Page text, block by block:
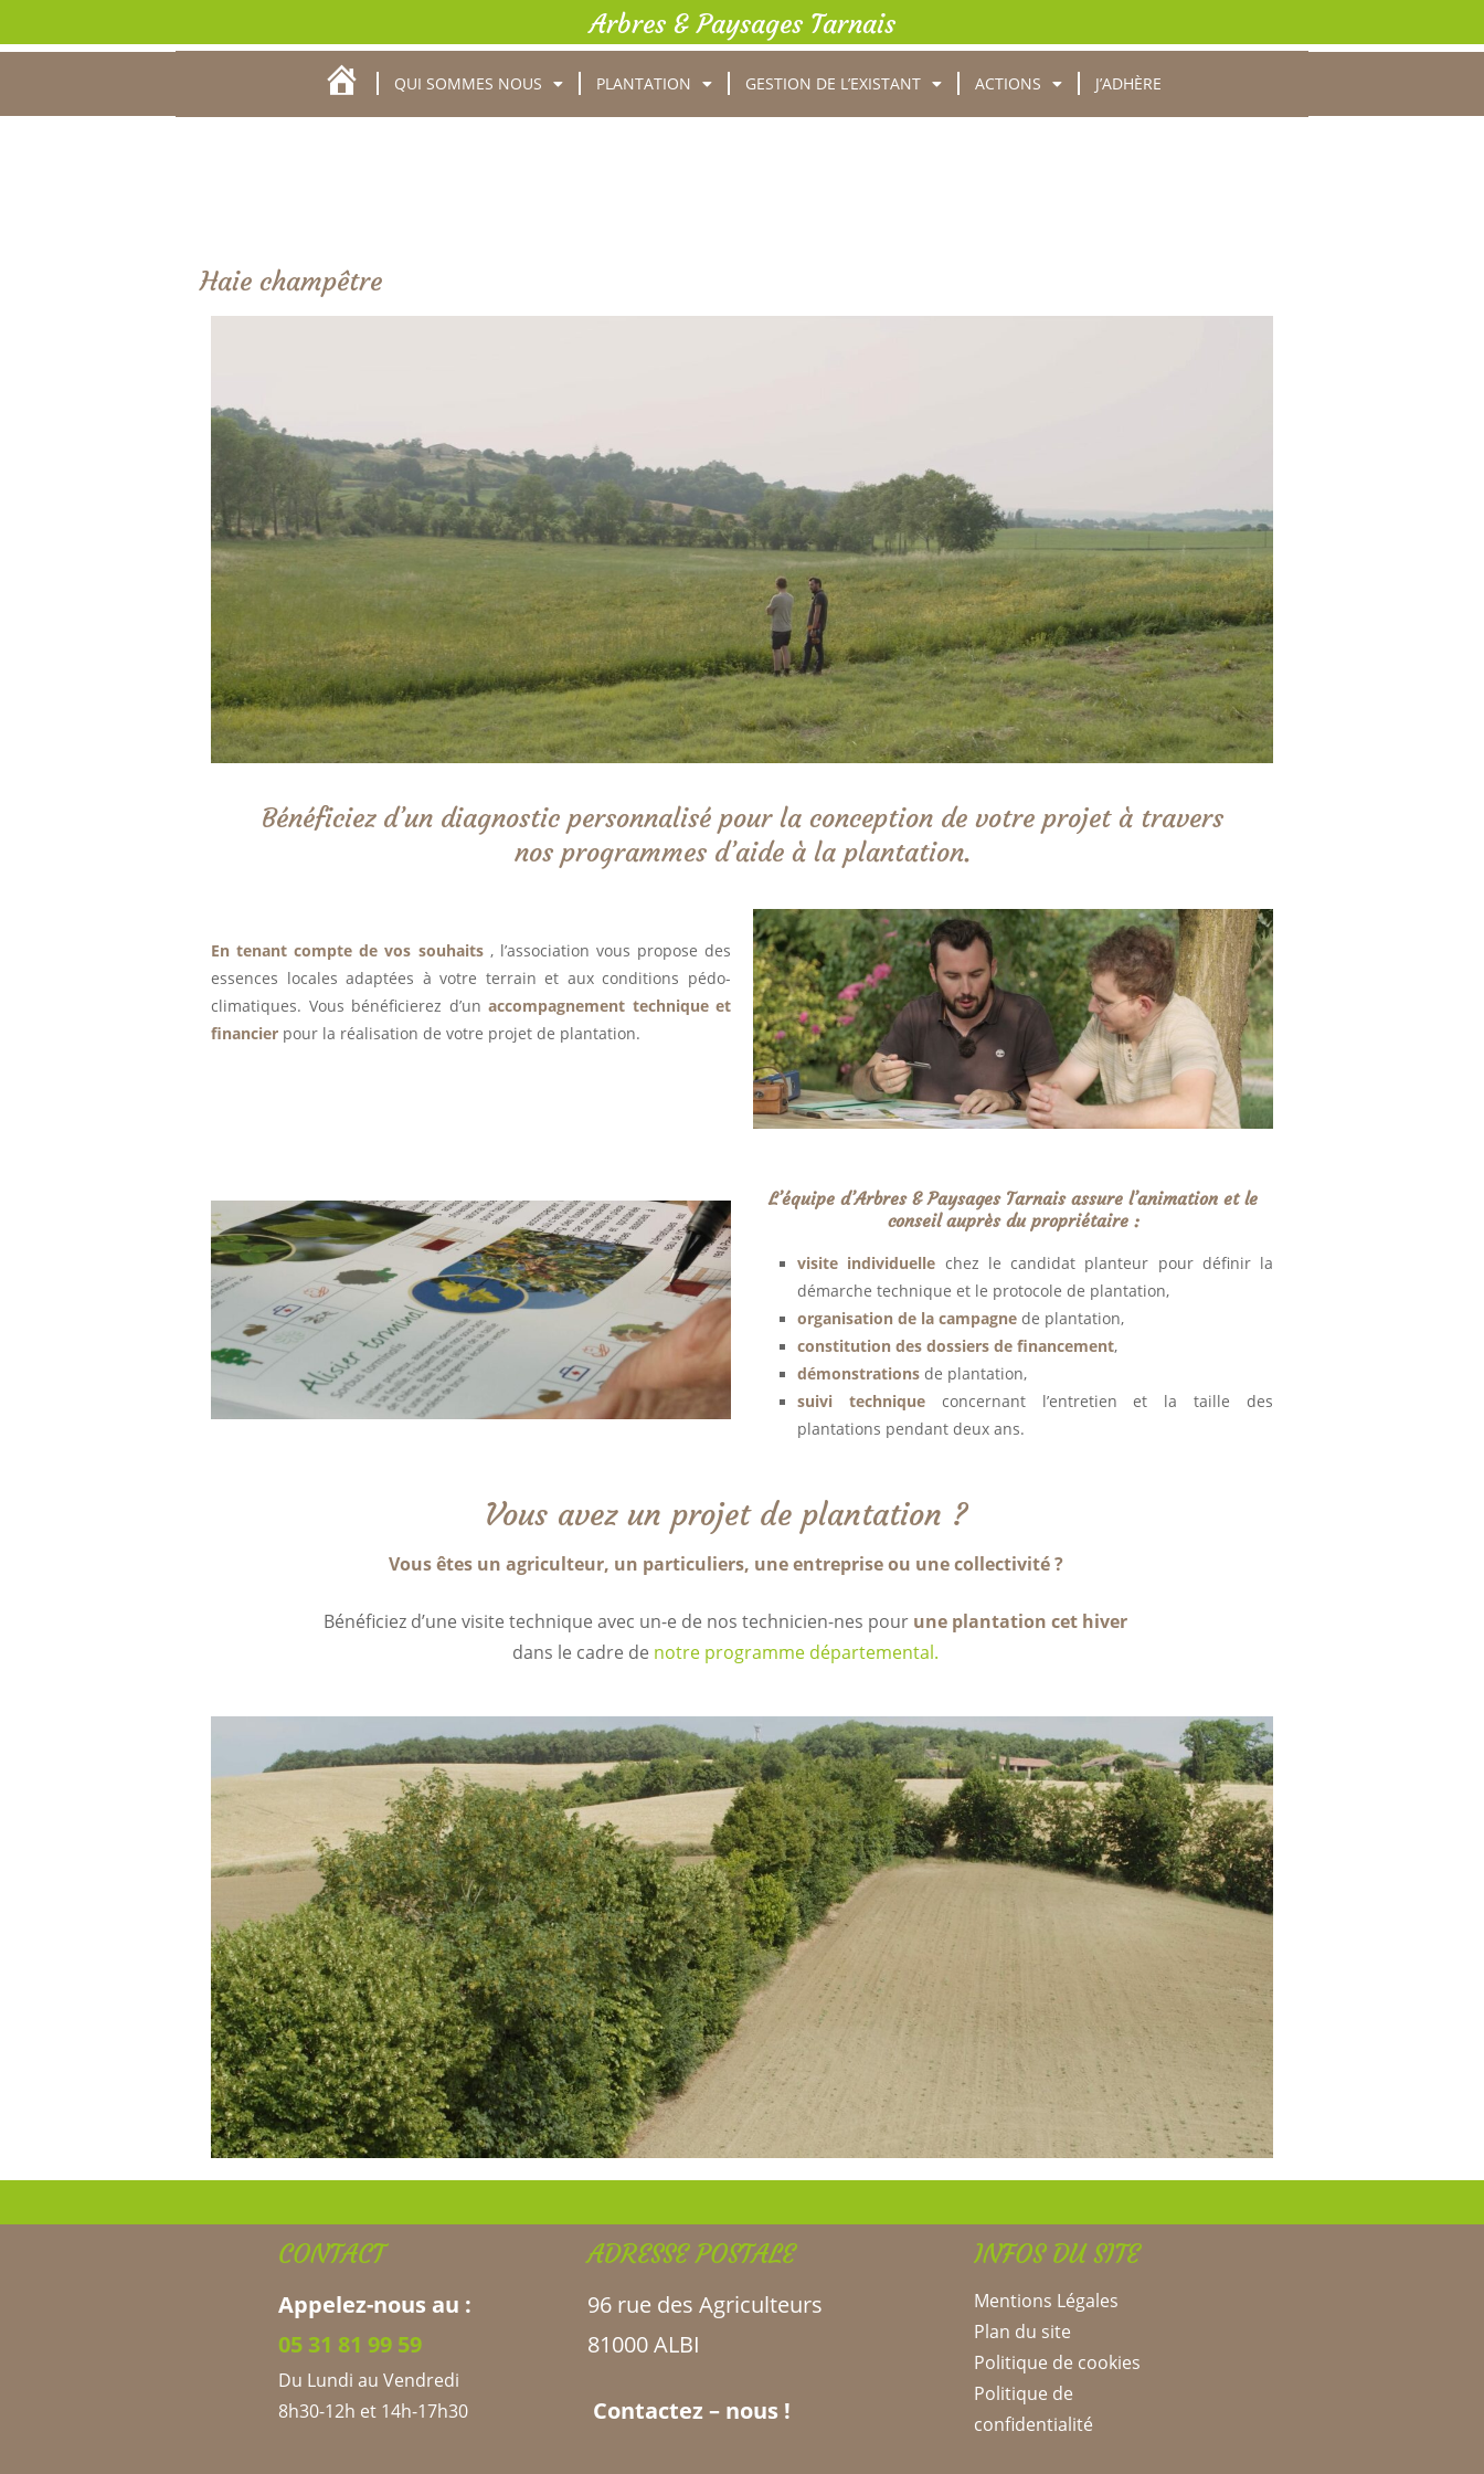
Arbres & Paysages Tarnais
ACCUEIL QUI SOMMES NOUS PLANTATION GESTION DE L’EXISTANT ACTIONS J’ADHÈRE
Haie champêtre
Bénéficiez d’un diagnostic personnalisé pour la conception de votre projet à travers
nos programmes d’aide à la plantation.
En tenant compte de vos souhaits, l’association vous propose des
essences locales adaptées à votre terrain et aux conditions pédo-
climatiques. Vous bénéficierez d’un accompagnement technique et
financier pour la réalisation de votre projet de plantation.
L’équipe d’Arbres & Paysages Tarnais assure l’animation et le
conseil auprès du propriétaire :
visite individuelle chez le candidat planteur pour définir la
démarche technique et le protocole de plantation,
organisation de la campagne de plantation,
constitution des dossiers de financement,
démonstrations de plantation,
suivi techniqueconcernant l’entretien et la taille des
plantations pendant deux ans.
Vous avez un projet de plantation ?
Vous êtes un agriculteur, un particuliers, une entreprise ou une collectivité ?
Bénéficiez d’une visite technique avec un-e de nos technicien-nes pour une plantation cet hiver
dans le cadre de notre programme départemental.
CONTACT
Appelez-nous au :
05 31 81 99 59
Du Lundi au Vendredi
8h30-12h et 14h-17h30
ADRESSE POSTALE
96 rue des Agriculteurs
81000 ALBI
Contactez – nous !
INFOS DU SITE
Mentions Légales
Plan du site
Politique de cookies
Politique de
confidentialité